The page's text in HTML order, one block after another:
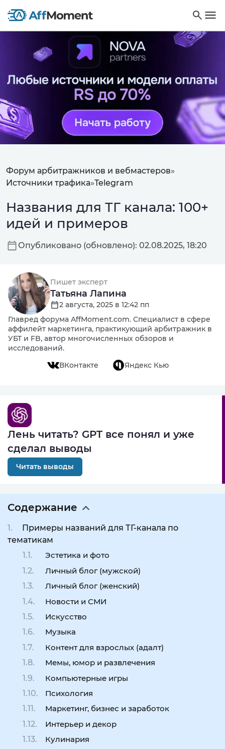
Форум арбитражников и вебмастеров»
Источники трафика»Telegram
Названия для ТГ канала: 100+
идей и примеров
Опубликовано (обновлено): 02.08.2025, 18:20
Пишет эксперт
Татьяна Лапина
2 августа, 2025 в 12:42 пп
Главред форума AffMoment.com. Специалист в сфере
аффилейт маркетинга, практикующий арбитражник в
УБТ и FB, автор многочисленных обзоров и
исследований.
ВКонтакте
Яндекс Кью
Лень читать? GPT все понял и уже
сделал выводы
Читать выводы
Содержание
Примеры названий для ТГ-канала по
тематикам
Эстетика и фото
Личный блог (мужской)
Личный блог (женский)
Новости и СМИ
Искусство
Музыка
Контент для взрослых (адалт)
Мемы, юмор и развлечения
Компьютерные игры
Психология
Маркетинг, бизнес и заработок
Интерьер и декор
Кулинария